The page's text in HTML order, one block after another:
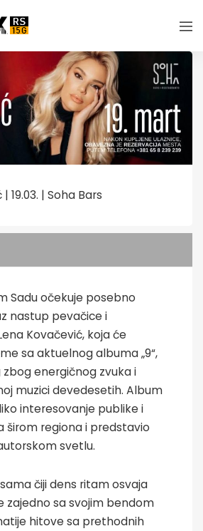
19.03. | Soha Bars
Sadu očekuje posebno
nastup pevačice i
Kovačević, koja će
sa aktuelnog albuma „9“,
energičnog zvuka i
muzici devedesetih. Album
interesovanje publike i
širom regiona i predstavio
svetlu.
čiji dens ritam osvaja
zajedno sa svojim bendom
hitove sa prethodnih